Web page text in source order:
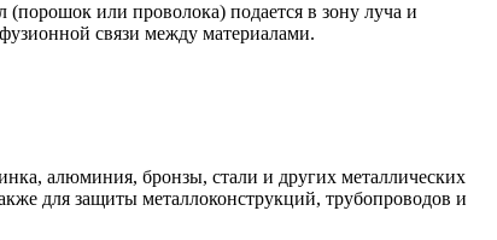
или проволока) подается в зону луча и
связи между материалами.
алюминия, бронзы, стали и других металлических
для защиты металлоконструкций, трубопроводов и